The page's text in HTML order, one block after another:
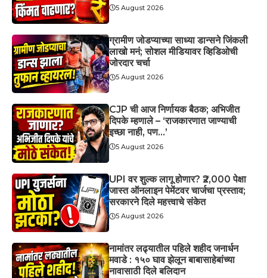
5 August 2026
ग्रामीण जोडप्याच्या साध्या डान्सने जिंकली
लाखो मनं; सोशल मीडियावर व्हिडिओची
जोरदार चर्चा
5 August 2026
CJP ची आज निर्णायक बैठक; अभिजीत
दिपके म्हणाले – ‘राजकारणात जाण्याची
इच्छा नाही, पण…’
5 August 2026
UPI वर शुल्क लागू होणार? ₹2,000 पेक्षा
जास्त ऑनलाइन पेमेंटवर चार्जचा प्रस्ताव;
सरकारने दिले महत्त्वाचे संकेत
5 August 2026
नामांतर लढ्यातील पहिले शहीद जनार्धन
मवाडे : १५० घाव झेलून बाबासाहेबांच्या
नावासाठी दिले बलिदान